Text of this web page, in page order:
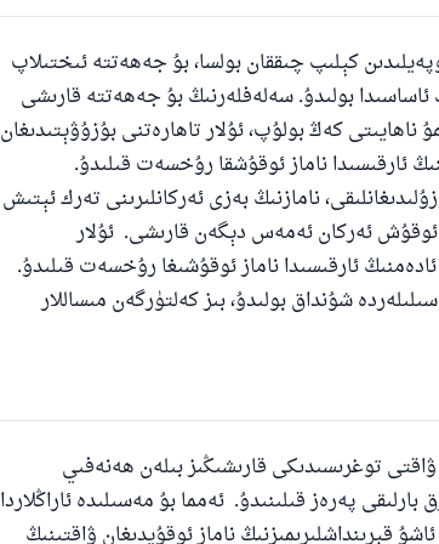
كېلىپ چىققان بولسا، بۇ جەھەتتە ئىختىلاپ
ئاساسىدا بولىدۇ. سەلەفلەرنىڭ بۇ جەھەتتە قارىشى
كەڭ بولۇپ، ئۇلار تاھارەتنى بۇزۇۋېتىدىغان
ئارقىسىدا ناماز ئوقۇشقا رۇخسەت قىلىدۇ.
نامازنىڭ بەزى ئەركانلىرىنى تەرك ئېتىش
ئوقۇش ئەركان ئەمەس دېگەن قارىشى. ئۇلار
ئارقىسىدا ناماز ئوقۇشىغا رۇخسەت قىلىدۇ.
شۇنداق بولىدۇ، بىز كەلتۈرگەن مىساللار
توغرىسىدىكى قارىشىڭىز بىلەن ھەنەفىي
پەرەز قىلىنىدۇ. ئەمما بۇ مەسىلىدە ئاراڭلاردا
قېرىنداشلىرىمىزنىڭ ناماز ئوقۇيدىغان ۋاقتىنىڭ
سوئالنىڭ جاۋابى ئائىلىنى
قالدى
ياردەم قىلىڭ
مۇنداق دېگەن: